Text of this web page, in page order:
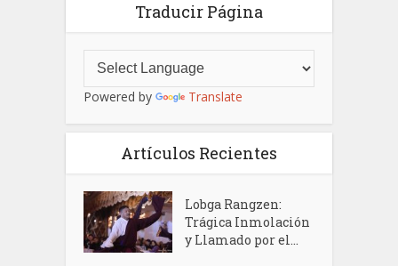
Traducir Página
Powered by Translate
Artículos Recientes
Lobga Rangzen:
Trágica Inmolación
y Llamado por el...